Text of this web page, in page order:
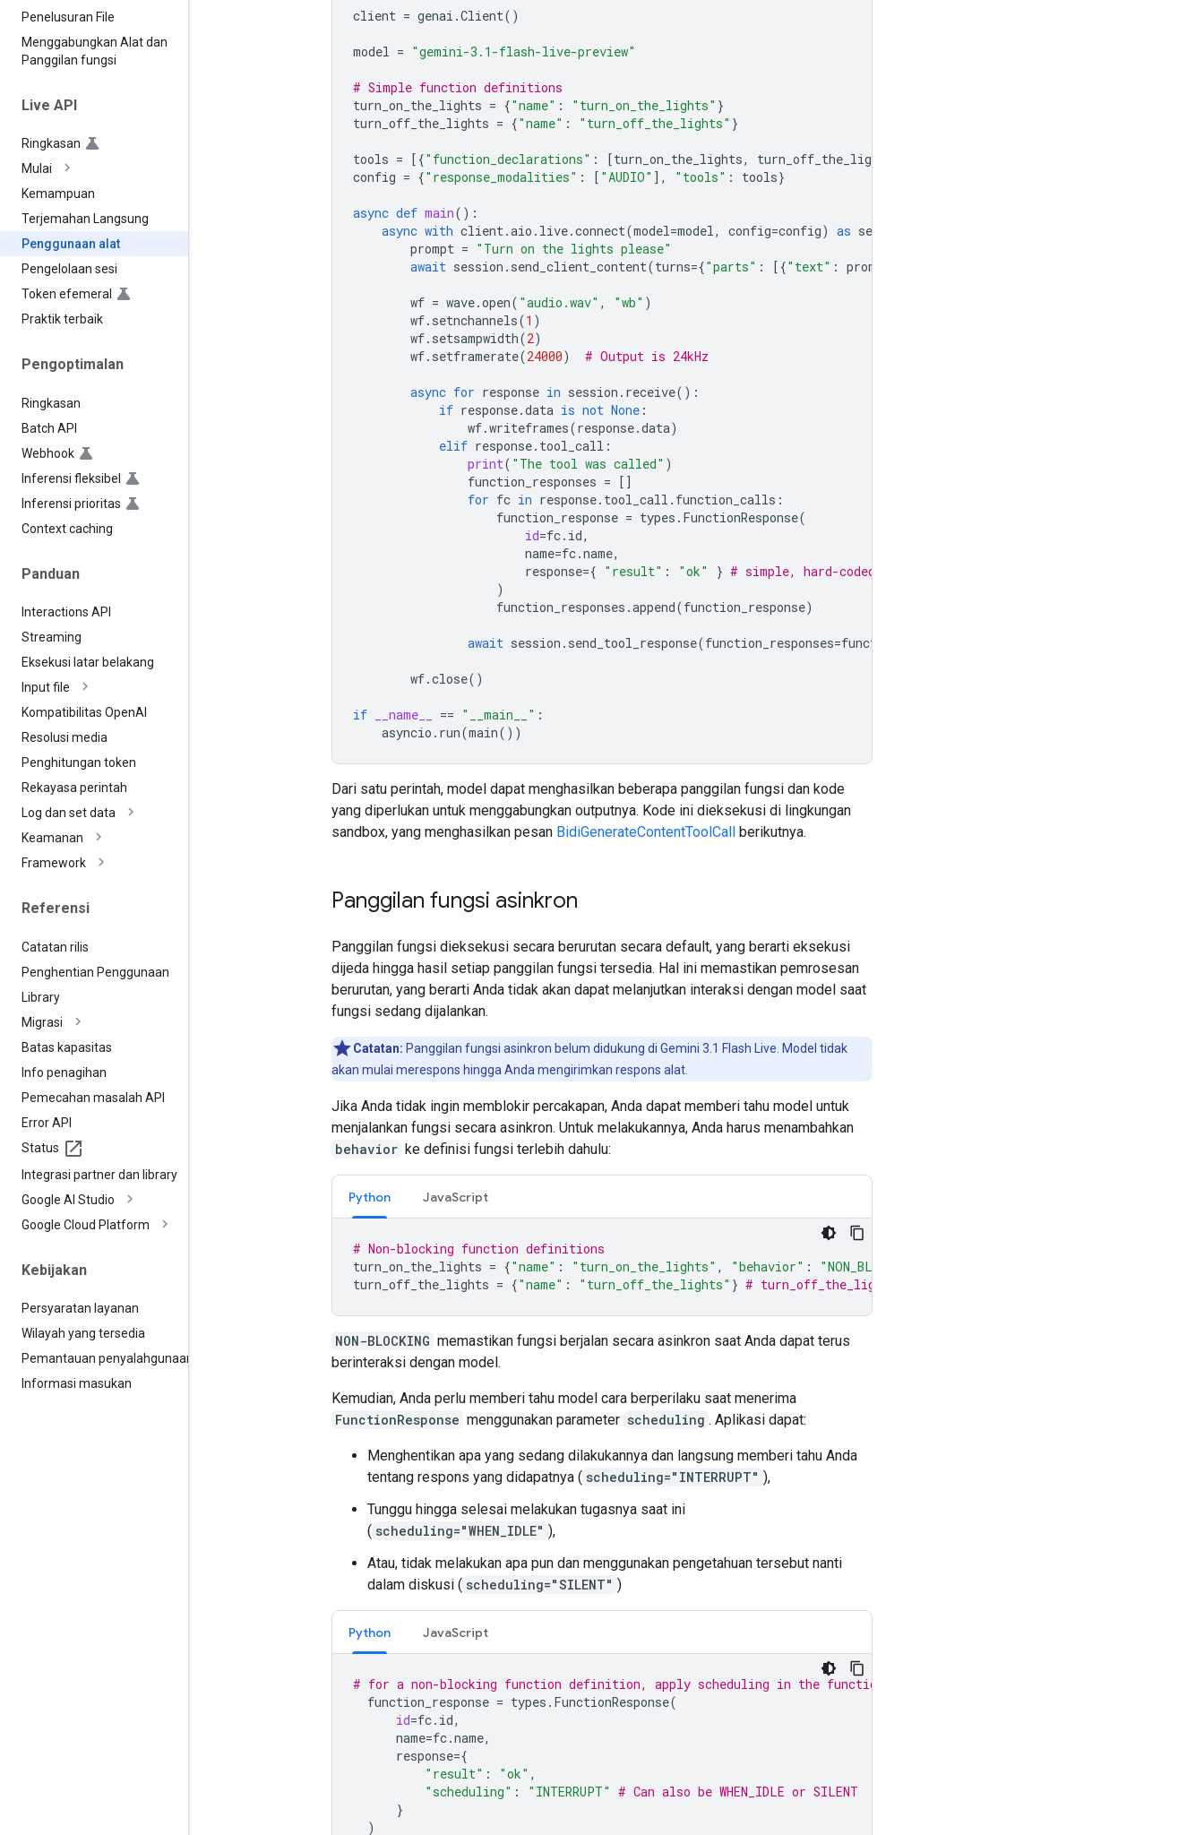
Penelusuran File
Menggabungkan Alat dan
Panggilan fungsi
Live API
Ringkasan
Mulai
Kemampuan
Terjemahan Langsung
Penggunaan alat
Pengelolaan sesi
Token efemeral
Praktik terbaik
Pengoptimalan
Ringkasan
Batch API
Webhook
Inferensi fleksibel
Inferensi prioritas
Context caching
Panduan
Interactions API
Streaming
Eksekusi latar belakang
Input file
Kompatibilitas OpenAI
Resolusi media
Penghitungan token
Rekayasa perintah
Log dan set data
Keamanan
Framework
Referensi
Catatan rilis
Penghentian Penggunaan
Library
Migrasi
Batas kapasitas
Info penagihan
Pemecahan masalah API
Error API
Status
Integrasi partner dan library
Google AI Studio
Google Cloud Platform
Kebijakan
Persyaratan layanan
Wilayah yang tersedia
Pemantauan penyalahgunaan
Informasi masukan
client = genai .Client()
model = "gemini-3.1-flash-live-preview"
# Simple function definitions
turn_on_the_lights = {"name" : "turn_on_the_lights" }
turn_off_the_lights = {"name" : "turn_off_the_lights" }
tools = [{"function_declarations" : [turn_on_the_lights, turn_off_the_lights
config = {"response_modalities" : [ "AUDIO" ], "tools" : tools}
async def main():
async with client.aio . live.connect(model=model, config=config) as session
prompt = "Turn on the lights please"
await session . send_client_content(turns={"parts" : [{"text" : prompt
wf = wave.open( "audio.wav" , "wb" )
wf. setnchannels(1 )
wf. setsampwidth(2)
wf. setframerate(24000) # Output is 24kHz
async for response in session . receive():
if response.data is not None :
wf.writeframes(response.data)
elif response. tool_call :
print( "The tool was called" )
function_responses = []
for fc in response. tool_call . function_calls :
function_response = types . FunctionResponse(
id=fc. id,
name=fc.name,
response={ "result" : "ok" } # simple, hard-coded function response
)
function_responses .append(function_response)
await session . send_tool_response(function_responses=function_responses
wf.close()
if __name__ == "__main__" :
asyncio . run(main())
Dari satu perintah, model dapat menghasilkan beberapa panggilan fungsi dan kode
yang diperlukan untuk menggabungkan outputnya. Kode ini dieksekusi di lingkungan
sandbox, yang menghasilkan pesan BidiGenerateContentToolCall berikutnya.
Panggilan fungsi asinkron
Panggilan fungsi dieksekusi secara berurutan secara default, yang berarti eksekusi
dijeda hingga hasil setiap panggilan fungsi tersedia. Hal ini memastikan pemrosesan
berurutan, yang berarti Anda tidak akan dapat melanjutkan interaksi dengan model saat
fungsi sedang dijalankan.
Catatan: Panggilan fungsi asinkron belum didukung di Gemini 3.1 Flash Live. Model tidak
akan mulai merespons hingga Anda mengirimkan respons alat.
Jika Anda tidak ingin memblokir percakapan, Anda dapat memberi tahu model untuk
menjalankan fungsi secara asinkron. Untuk melakukannya, Anda harus menambahkan
behavior ke definisi fungsi terlebih dahulu:
Python JavaScript
# Non-blocking function definitions
turn_on_the_lights = {"name" : "turn_on_the_lights" , "behavior" : "NON_BLOCKING"
turn_off_the_lights = {"name" : "turn_off_the_lights" } # turn_off_the_lights will still pause all interactions with the
NON-BLOCKING memastikan fungsi berjalan secara asinkron saat Anda dapat terus
berinteraksi dengan model.
Kemudian, Anda perlu memberi tahu model cara berperilaku saat menerima
FunctionResponse menggunakan parameter scheduling . Aplikasi dapat:
Menghentikan apa yang sedang dilakukannya dan langsung memberi tahu Anda
tentang respons yang didapatnya ( scheduling="INTERRUPT" ),
Tunggu hingga selesai melakukan tugasnya saat ini
( scheduling="WHEN_IDLE" ),
Atau, tidak melakukan apa pun dan menggunakan pengetahuan tersebut nanti
dalam diskusi ( scheduling="SILENT" )
Python JavaScript
# for a non-blocking function definition, apply scheduling in the function response:
function_response = types . FunctionResponse(
id=fc. id,
name=fc.name,
response={
"result" : "ok" ,
"scheduling" : "INTERRUPT" # Can also be WHEN_IDLE or SILENT
}
)